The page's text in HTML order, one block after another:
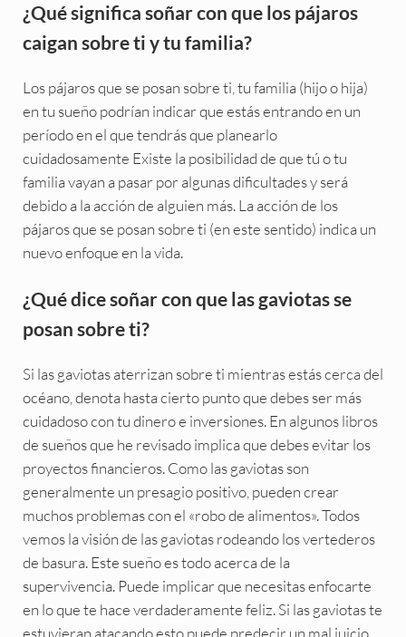
¿Qué significa soñar con que los pájaros
caigan sobre ti y tu familia?
Los pájaros que se posan sobre ti, tu familia (hijo o hija)
en tu sueño podrían indicar que estás entrando en un
período en el que tendrás que planearlo
cuidadosamente Existe la posibilidad de que tú o tu
familia vayan a pasar por algunas dificultades y será
debido a la acción de alguien más. La acción de los
pájaros que se posan sobre ti (en este sentido) indica un
nuevo enfoque en la vida.
¿Qué dice soñar con que las gaviotas se
posan sobre ti?
Si las gaviotas aterrizan sobre ti mientras estás cerca del
océano, denota hasta cierto punto que debes ser más
cuidadoso con tu dinero e inversiones. En algunos libros
de sueños que he revisado implica que debes evitar los
proyectos financieros. Como las gaviotas son
generalmente un presagio positivo, pueden crear
muchos problemas con el «robo de alimentos». Todos
vemos la visión de las gaviotas rodeando los vertederos
de basura. Este sueño es todo acerca de la
supervivencia. Puede implicar que necesitas enfocarte
en lo que te hace verdaderamente feliz. Si las gaviotas te
estuvieran atacando esto puede predecir un mal juicio